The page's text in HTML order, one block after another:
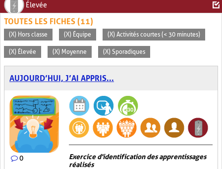
Élevée
TOUTES LES FICHES (11)
(X) Hors classe (X) Équipe (X) Activités courtes (< 30 minutes)
(X) Élevée (X) Moyenne (X) Sporadiques
AUJOURD’HUI, J’AI APPRIS...
0
Exercice d'identification des apprentissages
réalisés